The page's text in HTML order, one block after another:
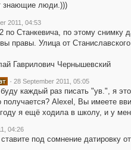
знающие люди.)))
2011, 04:53
по Станкевича, по этому снимку
правы. Улица от
Гаврилович Чернышевский
· 28 September 2011, 05:05
каждый раз писать "ув.", я
получается? Аlexel, Вы имеете
я ещё ходила в школу, и у
04:26
под сомнение датировку